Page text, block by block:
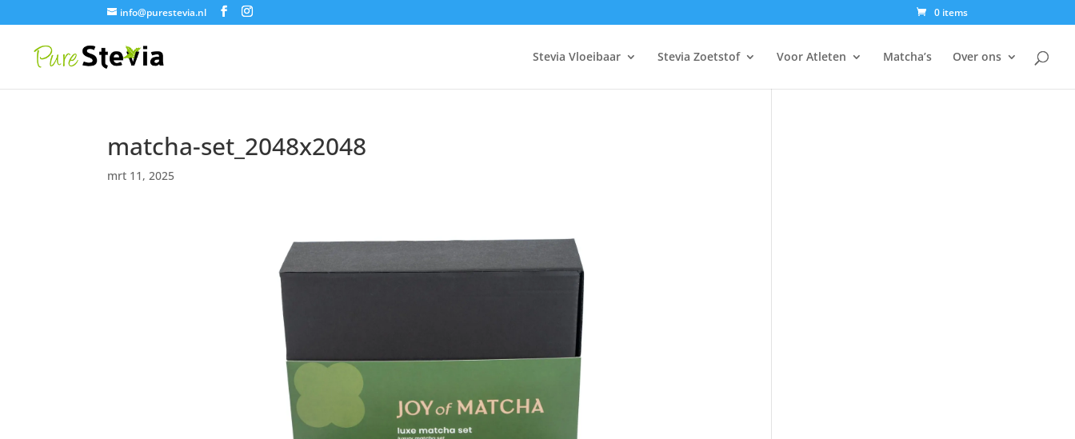
info@purestevia.nl 0 items
Stevia Vloeibaar Stevia Zoetstof Voor Atleten Matcha’s Over ons
matcha-set_2048x2048
mrt 11, 2025